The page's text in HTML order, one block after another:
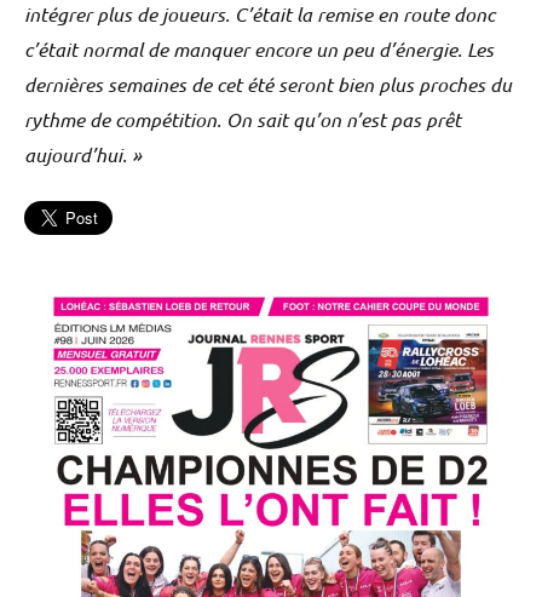
intégrer plus de joueurs. C’était la remise en route donc
c’était normal de manquer encore un peu d’énergie. Les
dernières semaines de cet été seront bien plus proches du
rythme de compétition. On sait qu’on n’est pas prêt
aujourd’hui. »
L'actu
Stade
Rennais
FC